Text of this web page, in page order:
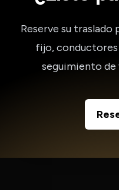
Reserve su
fijo,
seguimiento de